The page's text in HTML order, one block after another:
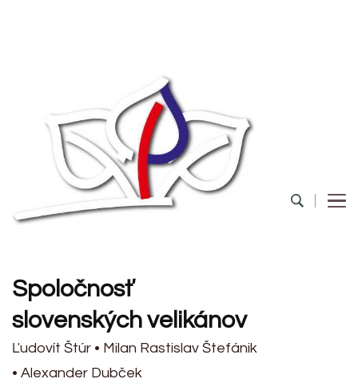
Spoločnosť
slovenských velikánov
Ľudovít Štúr • Milan Rastislav Štefánik
• Alexander Dubček